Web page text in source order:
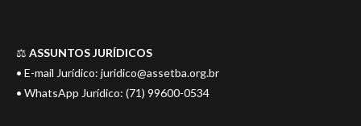
⚖️ ASSUNTOS JURÍDICOS
• E-mail Jurídico: juridico@assetba.org.br
• WhatsApp Jurídico: (71) 99600-0534